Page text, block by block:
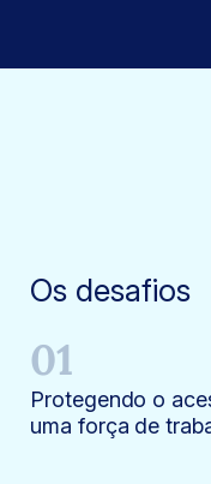
Os desafios
01
Protegendo o
uma força de